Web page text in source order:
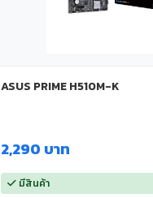
ASUS PRIME H510M-K
2,290 บาท
มีสินค้า